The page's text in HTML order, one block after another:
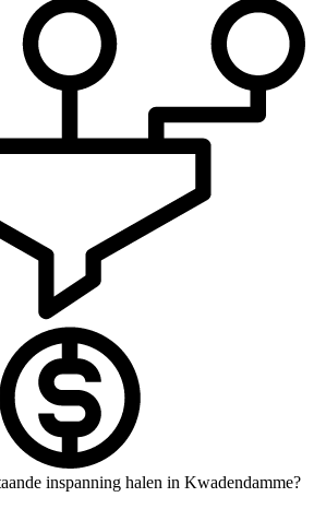
inspanning halen in Kwadendamme?